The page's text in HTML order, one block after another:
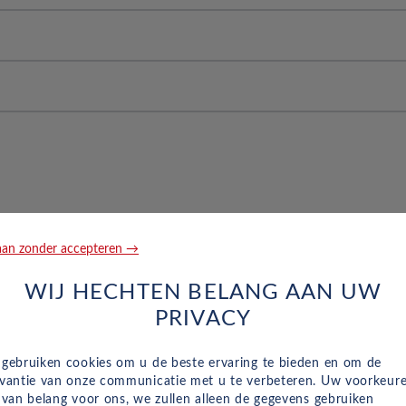
in voertuigen, Tracker Systeem, 0 en autoprobleem
en 80
passagier met gordelspanners
achterin voor de passagier met gordelspanners, 3-punts
83 kW
zonder accepteren →
WIJ HECHTEN BELANG AAN UW
PRIVACY
cookies om u de beste ervaring te bieden en om de
van onze communicatie met u te verbeteren. Uw
belang voor ons, we zullen alleen de gegevens gebruiken